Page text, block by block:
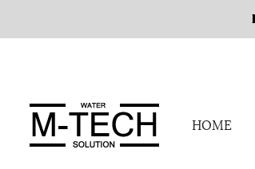
HotLine : 061-
HOME